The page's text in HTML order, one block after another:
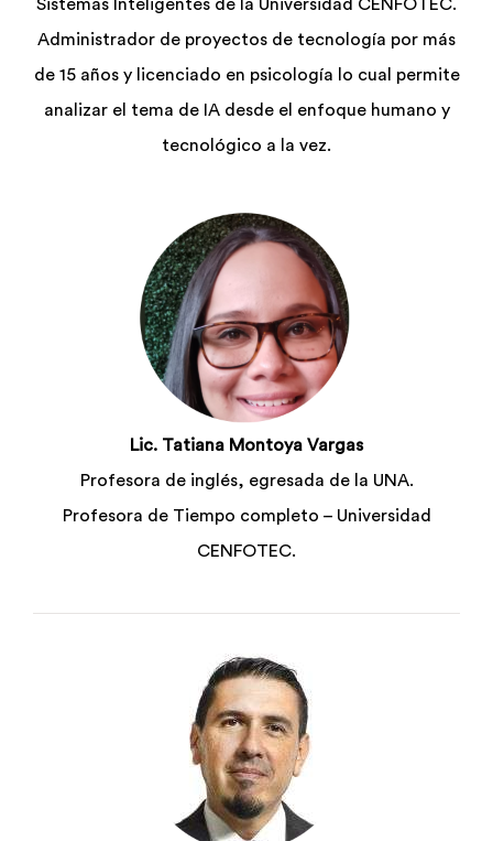
Sistemas Inteligentes de la Universidad CENFOTEC.
Administrador de proyectos de tecnología por más
de 15 años y licenciado en psicología lo cual permite
analizar el tema de IA desde el enfoque humano y
tecnológico a la vez.
Lic. Tatiana Montoya Vargas
Profesora de inglés, egresada de la UNA.
Profesora de Tiempo completo – Universidad
CENFOTEC.